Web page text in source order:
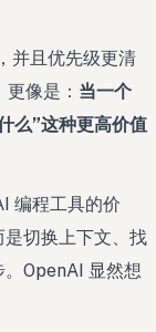
并且优先级更清
像是： 当一个
么”这种更高价值
编程工具的价
切换上下文、找
OpenAI 显然想